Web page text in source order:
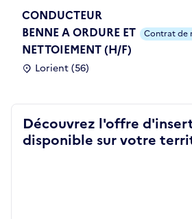
CONDUCTEUR
BENNE A ORDURE ET
NETTOIEMENT (H/F)
Lorient (56)
Contrat de
Découvrez l'offre
disponible sur votre